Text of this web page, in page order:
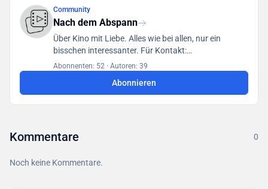
Community
Nach dem Abspann
Über Kino mit Liebe. Alles wie bei allen, nur ein
bisschen interessanter. Für Kontakt:
posletitrov@yandex.ru
Abonnenten: 52 · Autoren: 39
Abonnieren
Kommentare 0
Noch keine Kommentare.